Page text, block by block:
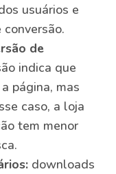
usuários e
de
indica que
página, mas
caso, a loja
tem menor
downloads